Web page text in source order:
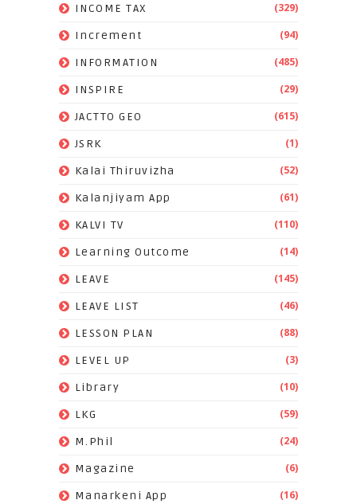
INCOME TAX (329)
Increment (94)
INFORMATION (485)
INSPIRE (29)
JACTTO GEO (615)
JSRK (1)
Kalai Thiruvizha (52)
Kalanjiyam App (61)
KALVI TV (110)
Learning Outcome (14)
LEAVE (145)
LEAVE LIST (46)
LESSON PLAN (88)
LEVEL UP (3)
Library (10)
LKG (59)
M.Phil (24)
Magazine (6)
Manarkeni App (16)